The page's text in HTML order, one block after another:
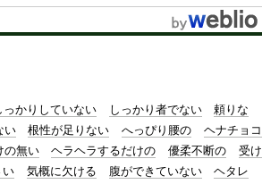
っかりしていない しっかり者でない
頼りな
い 根性が足りない へっぴり腰の
ヘナチョコ
の無い ヘラヘラするだけの 優柔不断の
受け
い 気概に欠ける 腹ができていない
ヘタレ